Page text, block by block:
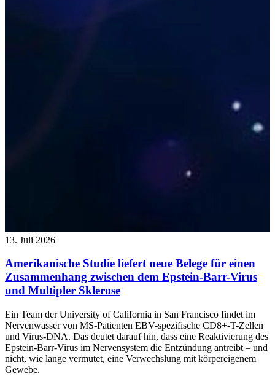
13. Juli 2026
Amerikanische Studie liefert neue Belege für einen
Zusammenhang zwischen dem Epstein-Barr-Virus
und Multipler Sklerose
Ein Team der University of California in San Francisco findet im
Nervenwasser von MS-Patienten EBV-spezifische CD8+-T-Zellen
und Virus-DNA. Das deutet darauf hin, dass eine Reaktivierung des
Epstein-Barr-Virus im Nervensystem die Entzündung antreibt – und
nicht, wie lange vermutet, eine Verwechslung mit körpereigenem
Gewebe.